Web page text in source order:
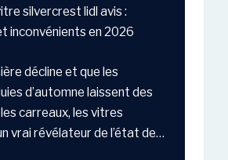
silvercrest lidl avis :
inconvénients en 2026
décline et que les
d’automne laissent des
carreaux, les vitres
vrai révélateur de l’état de…